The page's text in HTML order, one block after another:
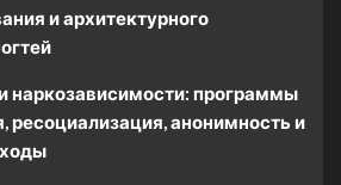
и архитектурного
наркозависимости: программы
ресоциализация, анонимность и